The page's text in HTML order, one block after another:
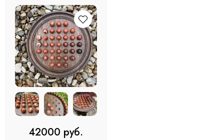
42000 руб.